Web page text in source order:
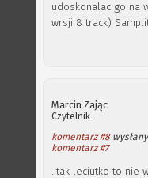
udoskonalac go na
wrsji 8 track)
Marcin Zając
Czytelnik
komentarz #8
komentarz #7
..tak leciutko to nie